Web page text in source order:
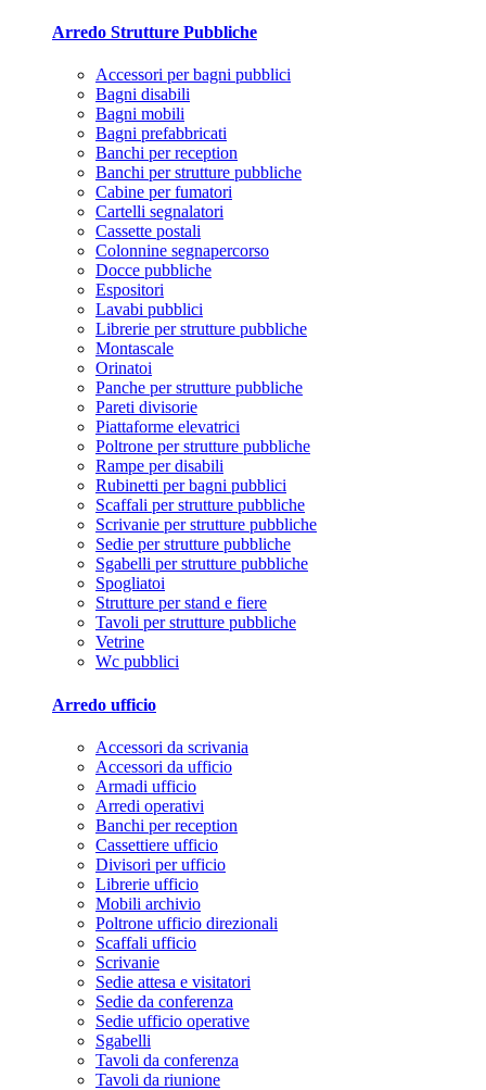
Arredo Strutture Pubbliche
Accessori per bagni pubblici
Bagni disabili
Bagni mobili
Bagni prefabbricati
Banchi per reception
Banchi per strutture pubbliche
Cabine per fumatori
Cartelli segnalatori
Cassette postali
Colonnine segnapercorso
Docce pubbliche
Espositori
Lavabi pubblici
Librerie per strutture pubbliche
Montascale
Orinatoi
Panche per strutture pubbliche
Pareti divisorie
Piattaforme elevatrici
Poltrone per strutture pubbliche
Rampe per disabili
Rubinetti per bagni pubblici
Scaffali per strutture pubbliche
Scrivanie per strutture pubbliche
Sedie per strutture pubbliche
Sgabelli per strutture pubbliche
Spogliatoi
Strutture per stand e fiere
Tavoli per strutture pubbliche
Vetrine
Wc pubblici
Arredo ufficio
Accessori da scrivania
Accessori da ufficio
Armadi ufficio
Arredi operativi
Banchi per reception
Cassettiere ufficio
Divisori per ufficio
Librerie ufficio
Mobili archivio
Poltrone ufficio direzionali
Scaffali ufficio
Scrivanie
Sedie attesa e visitatori
Sedie da conferenza
Sedie ufficio operative
Sgabelli
Tavoli da conferenza
Tavoli da riunione